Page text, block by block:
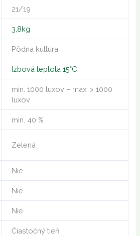
21/19
3,8kg
Pôdna kultúra
Izbová teplota 15°C
min. 1000 luxov – max. > 1000
luxov
min. 40 %
Zelená
Nie
Nie
Nie
Čiastočný tieň